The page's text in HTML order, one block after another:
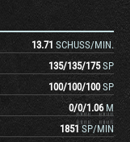
13.71 SCHUSS/MIN.
135/135/175 SP
100/100/100 SP
0/0/1.06 M
1851 SP/MIN